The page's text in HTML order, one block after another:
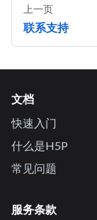
上一页
联系支持
文档
快速入门
什么是H5P
常见问题
服务条款